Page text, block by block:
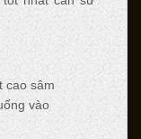
cao sâm
vào